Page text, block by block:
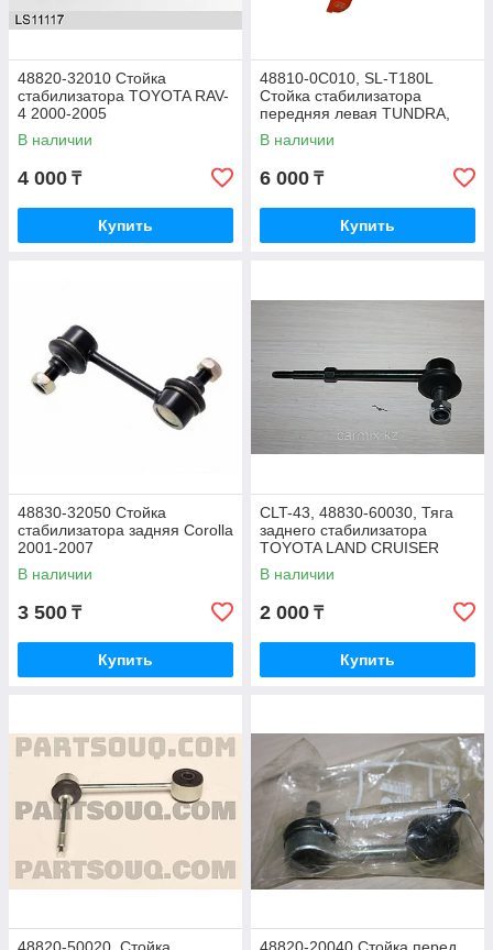
48820-32010 Стойка
стабилизатора TOYOTA RAV-
4 2000-2005
В наличии
4 000 ₸
Купить
48810-0C010, SL-T180L
Стойка стабилизатора
передняя левая TUNDRA,
SEQUOIA 2007-2008
В наличии
6 000 ₸
Купить
48830-32050 Стойка
стабилизатора задняя Corolla
2001-2007
В наличии
3 500 ₸
Купить
CLT-43, 48830-60030, Тяга
заднего стабилизатора
TOYOTA LAND CRUISER
PRADO TRJ120 2003-2008,
CHINA
В наличии
2 000 ₸
Купить